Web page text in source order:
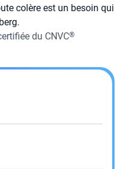
colère est un besoin qui
du CNVC®